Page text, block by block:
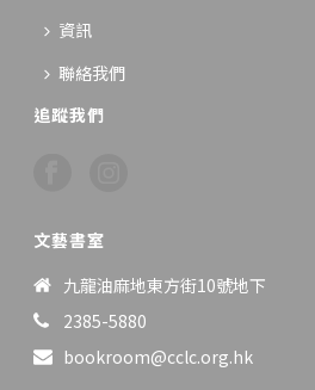
資訊
聯絡我們
追蹤我們
文藝書室
九龍油麻地東方街10號地下
2385-5880
bookroom@cclc.org.hk